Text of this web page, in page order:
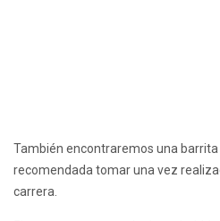
También encontraremos una barrita
recomendada tomar una vez
carrera.